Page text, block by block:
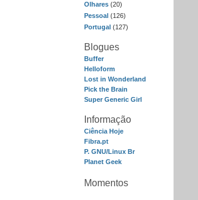
Olhares (20)
Pessoal (126)
Portugal (127)
Blogues
Buffer
Helloform
Lost in Wonderland
Pick the Brain
Super Generic Girl
Informação
Ciência Hoje
Fibra.pt
P. GNU/Linux Br
Planet Geek
Momentos